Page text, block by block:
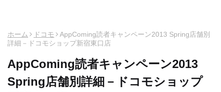
ホーム ドコモ
AppComing読者キャンペーン2013 Spring店舗別
詳細－ドコモショップ新宿東口店
AppComing読者キャンペーン2013
Spring店舗別詳細－ドコモショップ